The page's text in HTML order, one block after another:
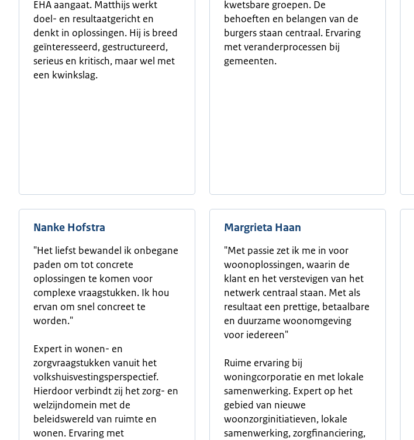
EHA aangaat. Matthijs werkt
doel- en resultaatgericht en
denkt in oplossingen. Hij is breed
geïnteresseerd, gestructureerd,
serieus en kritisch, maar wel met
een kwinkslag.
kwetsbare groepen. De
behoeften en belangen van de
burgers staan centraal. Ervaring
met veranderprocessen bij
gemeenten.
Nanke Hofstra
"Het liefst bewandel ik onbegane
paden om tot concrete
oplossingen te komen voor
complexe vraagstukken. Ik hou
ervan om snel concreet te
worden."
Expert in wonen- en
zorgvraagstukken vanuit het
volkshuisvestingsperspectief.
Hierdoor verbindt zij het zorg- en
welzijndomein met de
beleidswereld van ruimte en
wonen. Ervaring met
Margrieta Haan
"Met passie zet ik me in voor
woonoplossingen, waarin de
klant en het verstevigen van het
netwerk centraal staan. Met als
resultaat een prettige, betaalbare
en duurzame woonomgeving
voor iedereen"
Ruime ervaring bij
woningcorporatie en met lokale
samenwerking. Expert op het
gebied van nieuwe
woonzorginitiatieven, lokale
samenwerking, zorgfinanciering,